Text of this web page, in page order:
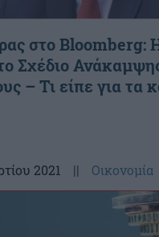
στο Bloomberg:
Σχέδιο
– Τι είπε για τα
2021 || Οικονομία